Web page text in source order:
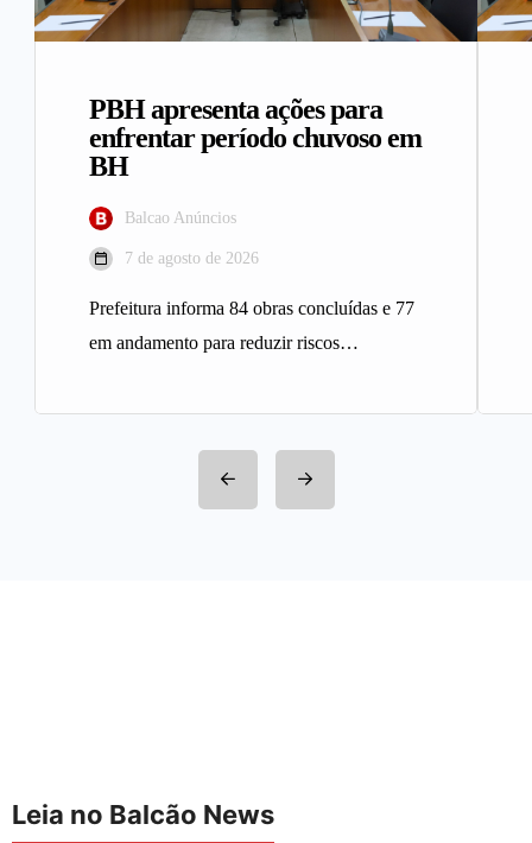
PBH apresenta ações para
enfrentar período chuvoso em
BH
Balcao Anúncios
7 de agosto de 2026
Prefeitura informa 84 obras concluídas e 77
em andamento para reduzir riscos
Horizonte…
Leia no Balcão News